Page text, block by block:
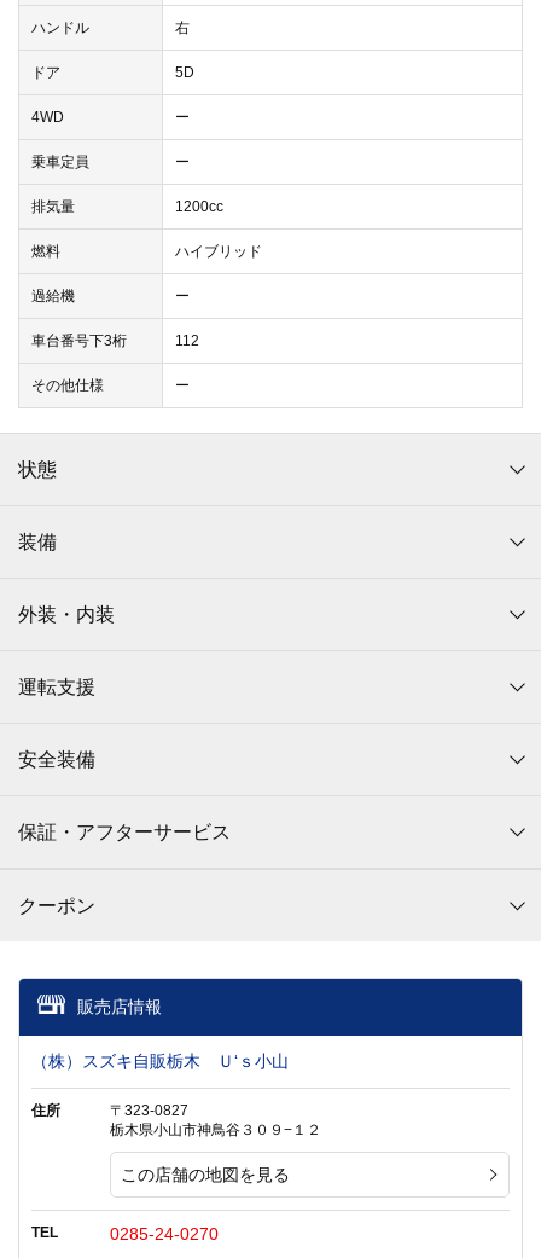
ハンドル 右
ドア 5D
4WD ー
乗車定員 ー
排気量 1200cc
燃料 ハイブリッド
過給機 ー
車台番号下3桁 112
その他仕様 ー
状態
装備
外装・内装
運転支援
安全装備
保証・アフターサービス
クーポン
販売店情報
（株）スズキ自販栃木 Ｕ‘ｓ小山
住所
〒323-0827
栃木県小山市神鳥谷３０９−１２
この店舗の地図を見る
TEL 0285-24-0270